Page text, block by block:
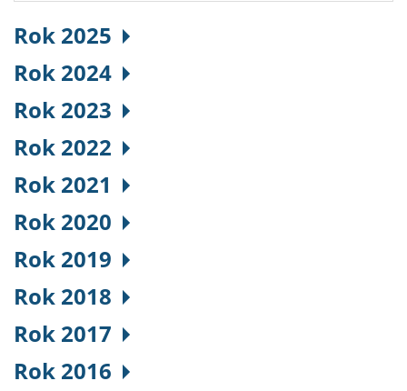
Rok 2025
Rok 2024
Rok 2023
Rok 2022
Rok 2021
Rok 2020
Rok 2019
Rok 2018
Rok 2017
Rok 2016